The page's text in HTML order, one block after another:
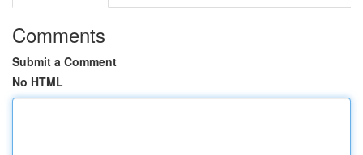
Comments
Submit a Comment
No HTML